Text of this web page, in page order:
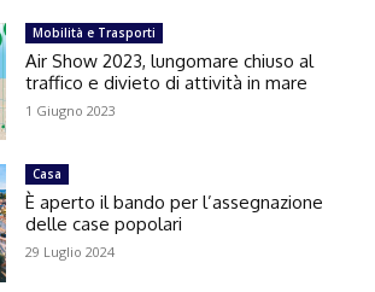
Mobilità e Trasporti
Air Show 2023, lungomare chiuso al
traffico e divieto di attività in mare
1 Giugno 2023
Casa
È aperto il bando per l’assegnazione
delle case popolari
29 Luglio 2024